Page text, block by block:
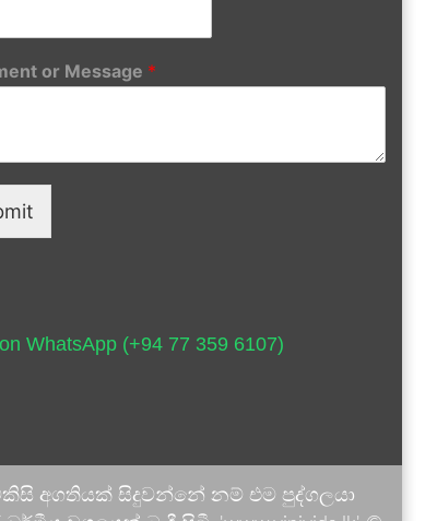
or Message *
WhatsApp (+94 77 359 6107)
අගතියක් සිදුවන්නේ නම් එම පුද්ගලයා